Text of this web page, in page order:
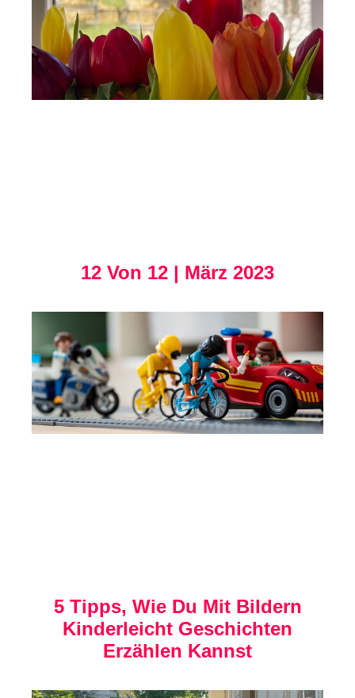
12 Von 12 | März 2023
5 Tipps, Wie Du Mit Bildern
Kinderleicht Geschichten
Erzählen Kannst